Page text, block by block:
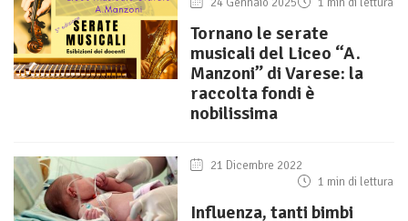
Tornano le serate
musicali del Liceo “A.
Manzoni” di Varese: la
raccolta fondi è
nobilissima
21 Dicembre 2022
1 min di lettura
Influenza, tanti bimbi